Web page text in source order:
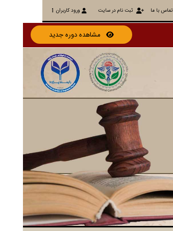
تماس با ما ثبت نام در سایت ورود کاربران
مشاهده دوره جدید